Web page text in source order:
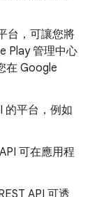
台，可讓您將
Play 管理中心
在 Google
的平台，例如
可在應用程
API 可透